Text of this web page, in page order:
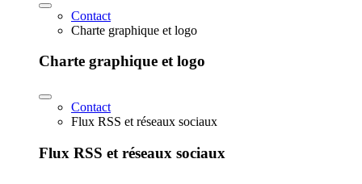
Contact
Charte graphique et logo
Charte graphique et logo
Contact
Flux RSS et réseaux sociaux
Flux RSS et réseaux sociaux